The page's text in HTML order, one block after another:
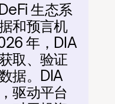
生态系
和预言机
年，DIA
取、验证
据。DIA
驱动平台